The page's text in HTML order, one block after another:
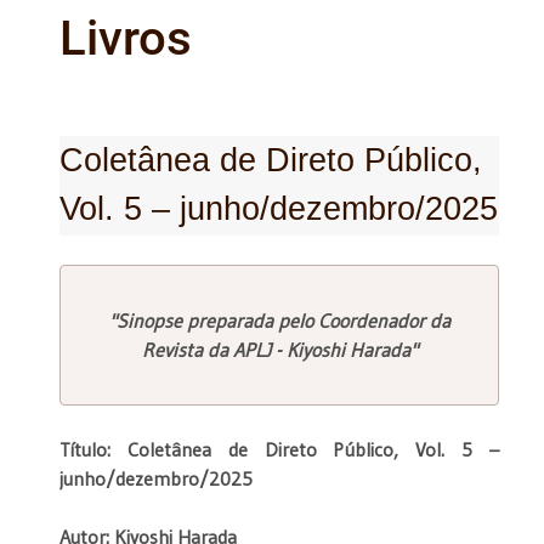
Livros
Coletânea de Direto Público,
Vol. 5 – junho/dezembro/2025
"Sinopse preparada pelo Coordenador da
Revista da APLJ - Kiyoshi Harada"
Título: Coletânea de Direto Público, Vol. 5 –
junho/dezembro/2025
Autor: Kiyoshi Harada